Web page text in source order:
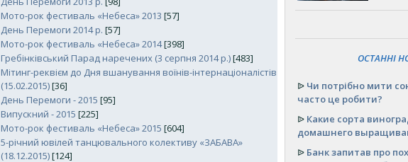
Мото-рок фестиваль «Небеса» 2013 [57]
День Перемоги 2014 р. [57]
Мото-рок фестиваль «Небеса» 2014[398]
Гребінківський Парад наречених (3 серпня 2014 р.)[483]
Мітинг-реквієм до Дня вшанування воїнів-інтернаціоналістів
(15.02.2015)[36]
День Перемоги - 2015 [95]
Випускний - 2015 [225]
Мото-рок фестиваль «Небеса» 2015 [604]
5-річний ювілей танцювального колективу «ЗАБАВА»
(18.12.2015)[124]
ОСТАННІ
ᐉ Чи потрібно мити
часто це робити?
ᐉ Какие сорта
домашнего
ᐉ Банк запитав про